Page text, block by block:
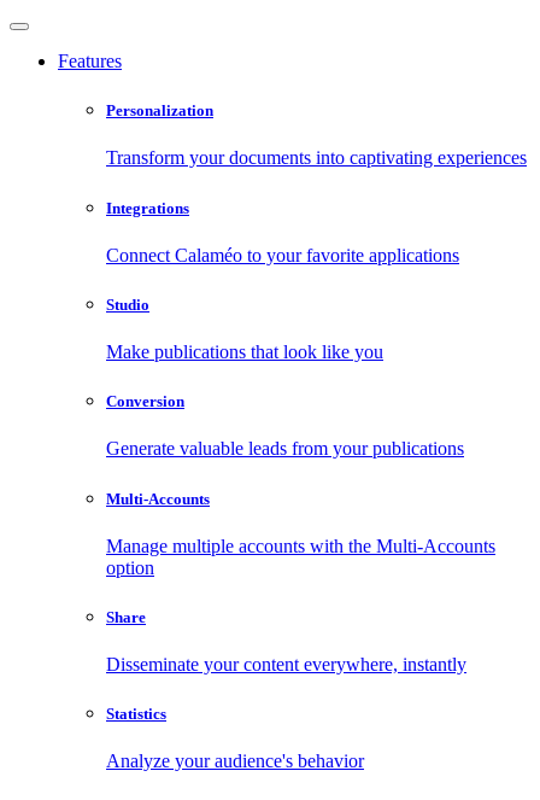
Features
Personalization
Transform your documents into captivating experiences
Integrations
Connect Calaméo to your favorite applications
Studio
Make publications that look like you
Conversion
Generate valuable leads from your publications
Multi-Accounts
Manage multiple accounts with the Multi-Accounts
option
Share
Disseminate your content everywhere, instantly
Statistics
Analyze your audience's behavior